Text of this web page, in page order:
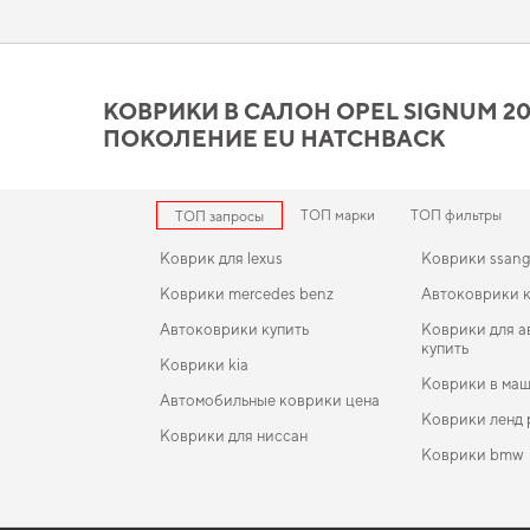
вашим требованиям
Коврики из EVA материала отличаются высоким качеством и
КОВРИКИ В САЛОН OPEL SIGNUM
ПОКОЛЕНИЕ EU HATCHBACK
ТОП запросы ТОП марки ТОП фильтры
Коврик для lexus
Коврики mercedes benz
Автоковрики купить
Коврики kia
Автомобильные коврики цена
Коврики для ниссан
Коврики
Автоковрики
Коврики для
купить
Коврики в
Коврики ленд
Коврики bmw